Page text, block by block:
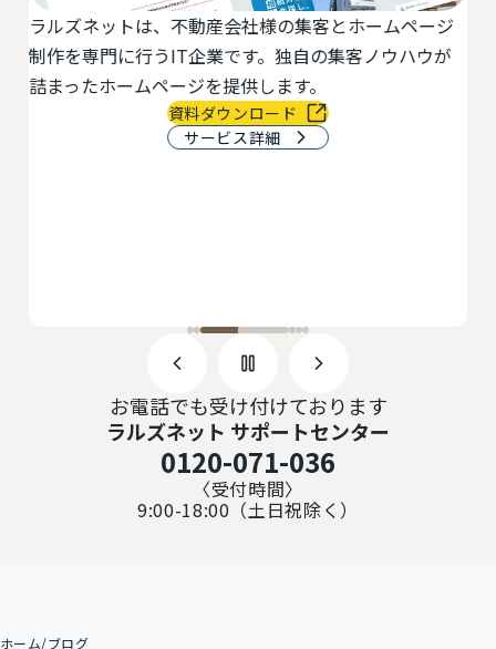
ラルズネットは、不動産会社様の集客とホームページ
制作を専門に行うIT企業です。独自の集客ノウハウが
詰まったホームページを提供します。
資料ダウンロード
サービス詳細
お電話でも受け付けております
ラルズネット サポートセンター
0120-071-036
〈受付時間〉
9:00-18:00（土日祝除く）
ホーム/ブログ